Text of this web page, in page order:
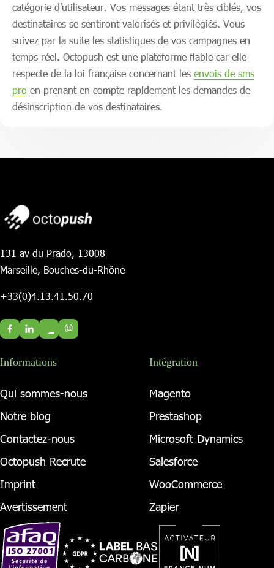
catégorie d’utilisateur. Vos messages étant très ciblés, vos
destinataires se sentiront valorisés et privilégiés. Vous
suivez par la suite les statistiques de vos campagnes en
temps réel. Octopush est une plateforme fiable car elle
respecte de la loi française concernant les envois de sms
pro en prenant en compte rapidement les demandes de
désinscription de vos destinataires.
131 av du Prado, 13008
Marseille, Bouches-du-Rhône
+33(0)4.13.41.50.70
@
Informations
Qui sommes-nous
Notre blog
Contactez-nous
Octopush Recrute
Imprint
Avertissement
Intégration
Magento
Prestashop
Microsoft Dynamics
Salesforce
WooCommerce
Zapier